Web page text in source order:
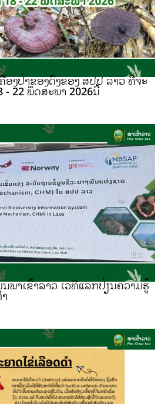
ອງປ່າຂອງດົງຂອງ ສປປ ລາວ ທີ່ຈະ
- 22 ພຶດສະພາ 2026ນີ້
ພາເຂົ້າລາວ ເວທີແລກປ່ຽນຄວາມຮູ້